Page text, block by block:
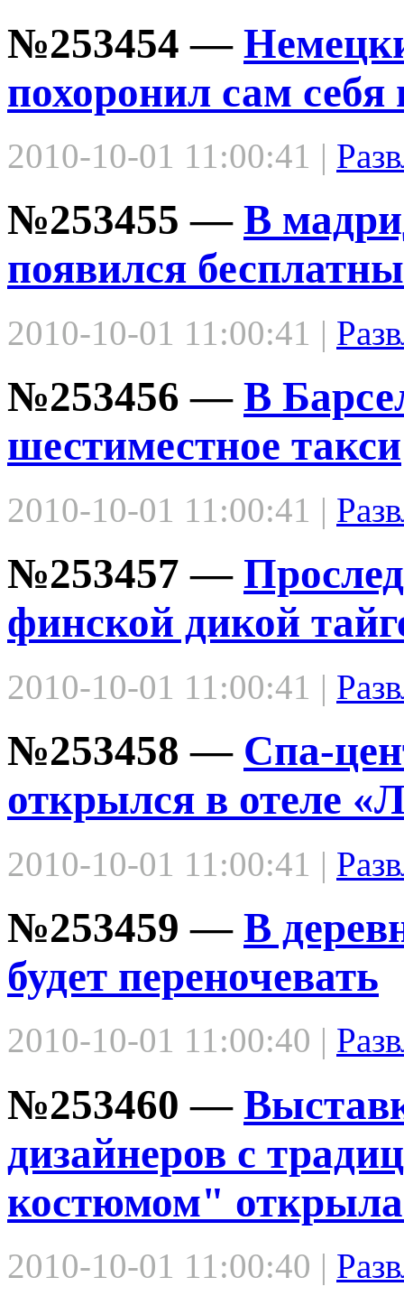
№253454 —
похоронил сам
2010-10-01 11:00:41 |
№253455 — В
появился
2010-10-01 11:00:41 |
№253456 — В
шестиместное такси
2010-10-01 11:00:41 |
№253457 —
финской дикой
2010-10-01 11:00:41 |
№253458 — Спа-
открылся в отеле
2010-10-01 11:00:41 |
№253459 — В
будет переночевать
2010-10-01 11:00:40 |
№253460 —
дизайнеров с
костюмом"
2010-10-01 11:00:40 |